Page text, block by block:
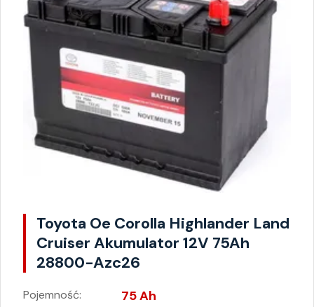
Toyota Oe Corolla Highlander Land
Cruiser Akumulator 12V 75Ah
28800-Azc26
Pojemność: 75 Ah